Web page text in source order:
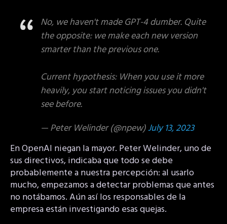
No, we haven't made GPT-4 dumber. Quite
the opposite: we make each new version
smarter than the previous one.
Current hypothesis: When you use it more
heavily, you start noticing issues you didn't
see before.
— Peter Welinder (@npew)July 13, 2023
En OpenAI niegan la mayor. Peter Welinder, uno de
sus directivos, indicaba que todo se debe
probablemente a nuestra percepción: al usarlo
mucho, empezamos a detectar problemas que antes
no notábamos. Aún así los responsables de la
empresa están investigando esas quejas.